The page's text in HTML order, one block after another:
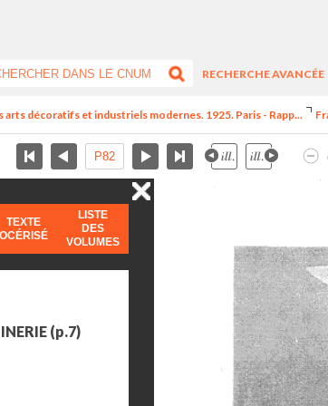
RECHERCHE AVANCÉE
décoratifs et industriels modernes. 1925. Paris - Rapp...
TEXTE
OCÉRISÉ
LISTE
DES
VOLUMES
(p.7)